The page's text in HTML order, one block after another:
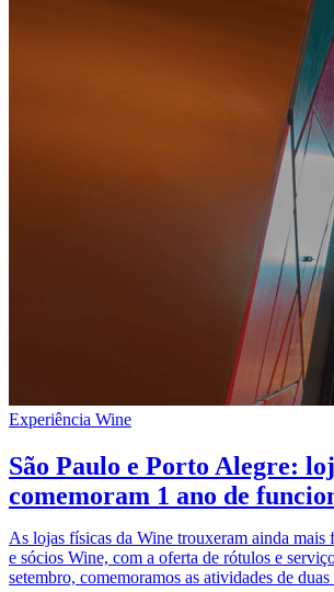
Experiência Wine
São Paulo e Porto Alegre:
comemoram 1 ano de
As lojas físicas da Wine trouxeram ainda mais
e sócios Wine, com a oferta de rótulos e
setembro, comemoramos as atividades de